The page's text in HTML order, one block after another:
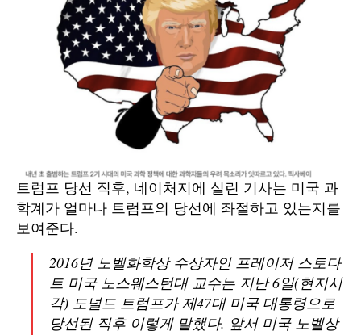
트럼프 당선 직후, 네이처지에 실린 기사는 미국 과
학계가 얼마나 트럼프의 당선에 좌절하고 있는지를
보여준다.
2016년 노벨화학상 수상자인 프레이저 스토다
트 미국 노스웨스턴대 교수는 지난 6일(현지시
각) 도널드 트럼프가 제47대 미국 대통령으로
당선된 직후 이렇게 말했다. 앞서 미국 노벨상